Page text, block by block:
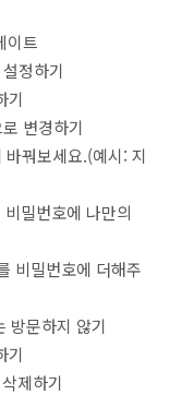
이트
정하기
기
변경하기
꿔보세요.(예시: 지
밀번호에 나만의
비밀번호에 더해주
방문하지 않기
기
제하기